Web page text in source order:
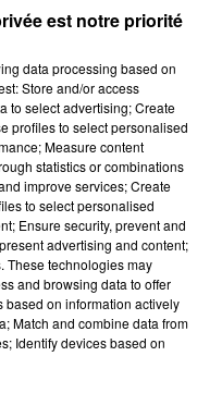
est notre priorité
data processing based on
Store and/or access
to select advertising; Create
profiles to select personalised
Measure content
statistics or combinations
improve services; Create
to select personalised
Ensure security, prevent and
advertising and content;
These technologies may
and browsing data to offer
on information actively
Match and combine data from
Identify devices based on